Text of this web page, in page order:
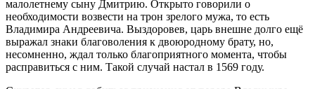
малолетнему сыну Дмитрию. Открыто говорили о
необходимости возвести на трон зрелого мужа, то есть
Владимира Андреевича. Выздоровев, царь внешне долго ещё
выражал знаки благоволения к двоюродному брату, но,
несомненно, ждал только благоприятного момента, чтобы
расправиться с ним. Такой случай настал в 1569 году.